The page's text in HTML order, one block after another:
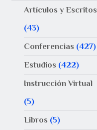
Artículos y Escritos
(43)
Conferencias (427)
Estudios (422)
Instrucción Virtual
(5)
Libros (5)